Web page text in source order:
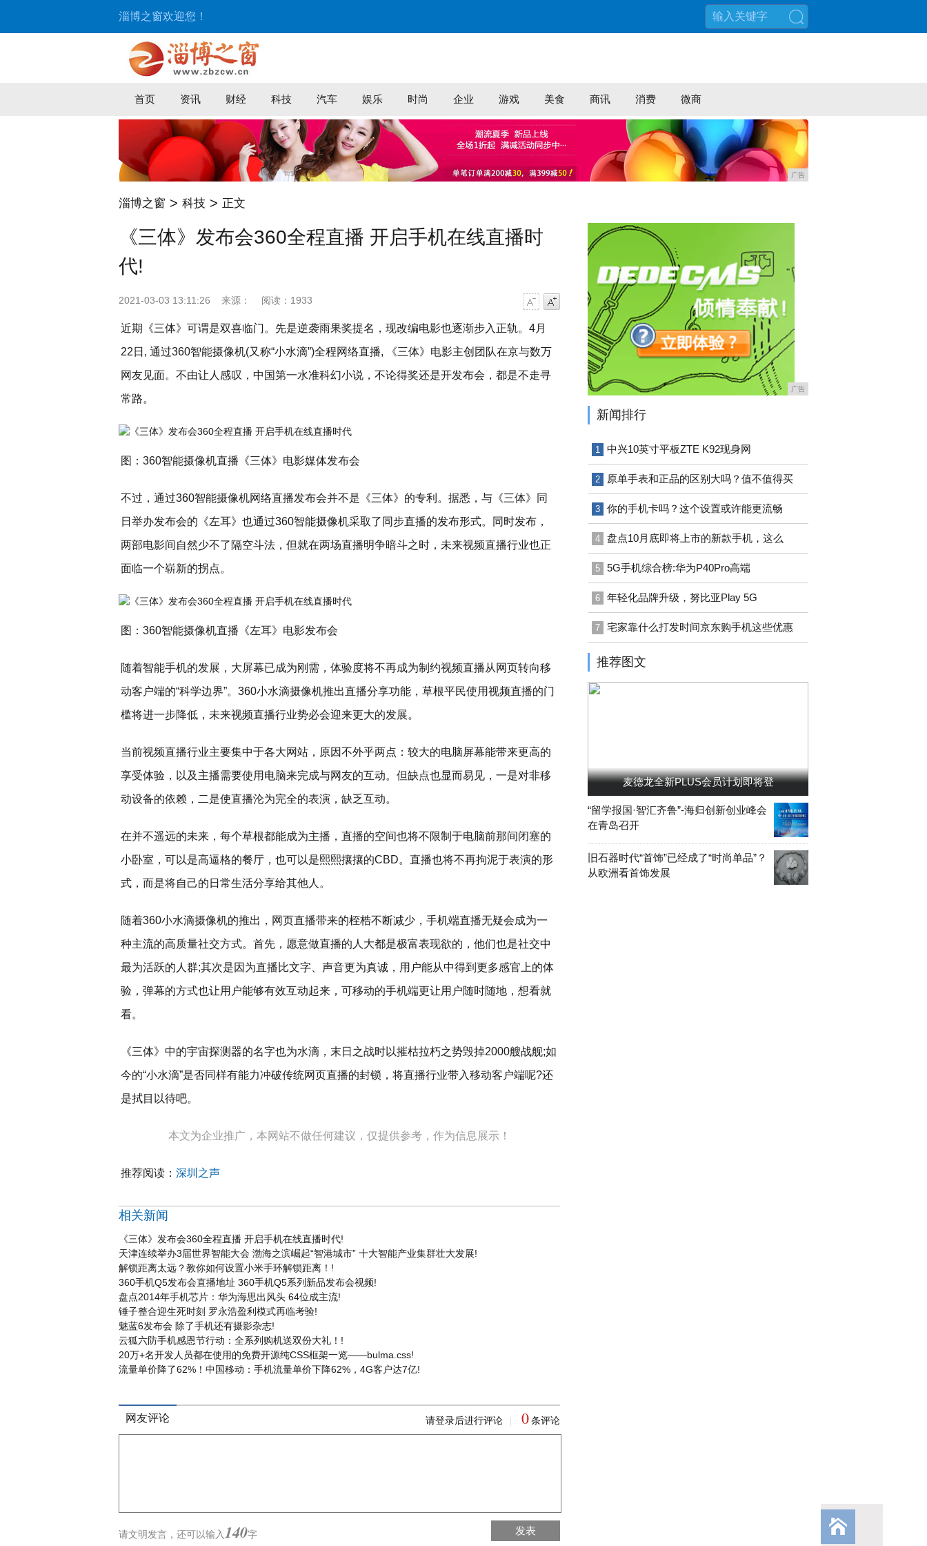
淄博之窗欢迎您！
首页 资讯 财经 科技 汽车 娱乐 时尚 企业 游戏 美食 商讯 消费 微商
广告
淄博之窗 > 科技 > 正文
《三体》发布会360全程直播 开启手机在线直播时
代!
2021-03-03 13:11:26 来源： 阅读：1933
近期《三体》可谓是双喜临门。先是逆袭雨果奖提名，现改编电影也逐渐步入正轨。4月
22日, 通过360智能摄像机(又称“小水滴”)全程网络直播, 《三体》电影主创团队在京与数万
网友见面。不由让人感叹，中国第一水准科幻小说，不论得奖还是开发布会，都是不走寻
常路。
图：360智能摄像机直播《三体》电影媒体发布会
不过，通过360智能摄像机网络直播发布会并不是《三体》的专利。据悉，与《三体》同
日举办发布会的《左耳》也通过360智能摄像机采取了同步直播的发布形式。同时发布，
两部电影间自然少不了隔空斗法，但就在两场直播明争暗斗之时，未来视频直播行业也正
面临一个崭新的拐点。
图：360智能摄像机直播《左耳》电影发布会
随着智能手机的发展，大屏幕已成为刚需，体验度将不再成为制约视频直播从网页转向移
动客户端的“科学边界”。360小水滴摄像机推出直播分享功能，草根平民使用视频直播的门
槛将进一步降低，未来视频直播行业势必会迎来更大的发展。
当前视频直播行业主要集中于各大网站，原因不外乎两点：较大的电脑屏幕能带来更高的
享受体验，以及主播需要使用电脑来完成与网友的互动。但缺点也显而易见，一是对非移
动设备的依赖，二是使直播沦为完全的表演，缺乏互动。
在并不遥远的未来，每个草根都能成为主播，直播的空间也将不限制于电脑前那间闭塞的
小卧室，可以是高逼格的餐厅，也可以是熙熙攘攘的CBD。直播也将不再拘泥于表演的形
式，而是将自己的日常生活分享给其他人。
随着360小水滴摄像机的推出，网页直播带来的桎梏不断减少，手机端直播无疑会成为一
种主流的高质量社交方式。首先，愿意做直播的人大都是极富表现欲的，他们也是社交中
最为活跃的人群;其次是因为直播比文字、声音更为真诚，用户能从中得到更多感官上的体
验，弹幕的方式也让用户能够有效互动起来，可移动的手机端更让用户随时随地，想看就
看。
《三体》中的宇宙探测器的名字也为水滴，末日之战时以摧枯拉朽之势毁掉2000艘战舰;如
今的“小水滴”是否同样有能力冲破传统网页直播的封锁，将直播行业带入移动客户端呢?还
是拭目以待吧。
本文为企业推广，本网站不做任何建议，仅提供参考，作为信息展示！
推荐阅读： 深圳之声
相关新闻
《三体》发布会360全程直播 开启手机在线直播时代!
天津连续举办3届世界智能大会 渤海之滨崛起“智港城市” 十大智能产业集群壮大发展!
解锁距离太远？教你如何设置小米手环解锁距离！!
360手机Q5发布会直播地址 360手机Q5系列新品发布会视频!
盘点2014年手机芯片：华为海思出风头 64位成主流!
锤子整合迎生死时刻 罗永浩盈利模式再临考验!
魅蓝6发布会 除了手机还有摄影杂志!
云狐六防手机感恩节行动：全系列购机送双份大礼！!
20万+名开发人员都在使用的免费开源纯CSS框架一览——bulma.css!
流量单价降了62%！中国移动：手机流量单价下降62%，4G客户达7亿!
网友评论 请登录后进行评论 0条评论
请文明发言， 还可以输入140字 发表
广告
新闻排行
1 中兴10英寸平板ZTE K92现身网
2 原单手表和正品的区别大吗？值不值得买
3 你的手机卡吗？这个设置或许能更流畅
4 盘点10月底即将上市的新款手机，这么
5 5G手机综合榜:华为P40Pro高端
6 年轻化品牌升级，努比亚Play 5G
7 宅家靠什么打发时间京东购手机这些优惠
推荐图文
麦德龙全新PLUS会员计划即将登
“留学报国·智汇齐鲁”-海归创新创业峰会
在青岛召开
旧石器时代“首饰”已经成了“时尚单品”？
从欧洲看首饰发展
回到首页